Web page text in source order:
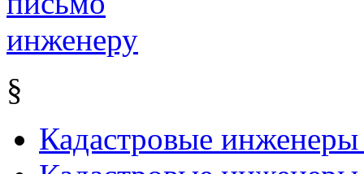
§
Кадастровые